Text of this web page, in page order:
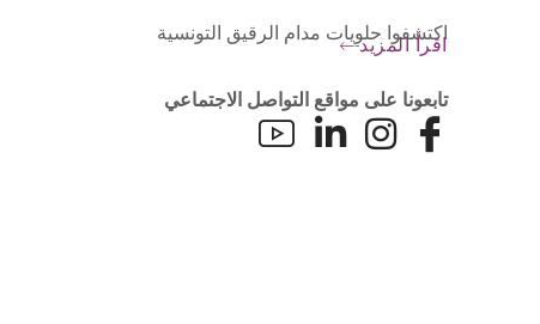
اكتشفوا حلويات مدام الرقيق التونسية
اقرأ المزيد
تابعونا على مواقع التواصل الاجتماعي